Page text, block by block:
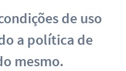
de uso
a política de
mesmo.